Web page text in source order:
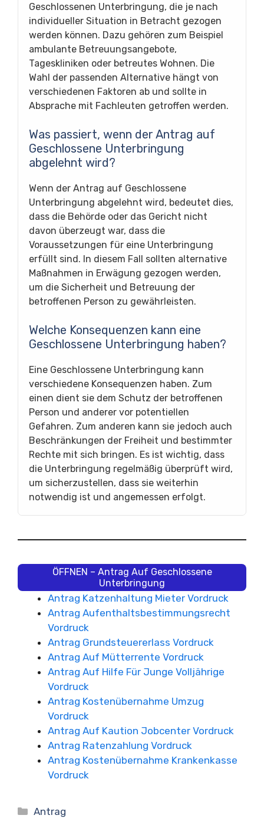
Geschlossenen Unterbringung, die je nach
individueller Situation in Betracht gezogen
werden können. Dazu gehören zum Beispiel
ambulante Betreuungsangebote,
Tageskliniken oder betreutes Wohnen. Die
Wahl der passenden Alternative hängt von
verschiedenen Faktoren ab und sollte in
Absprache mit Fachleuten getroffen werden.
Was passiert, wenn der Antrag auf
Geschlossene Unterbringung
abgelehnt wird?
Wenn der Antrag auf Geschlossene
Unterbringung abgelehnt wird, bedeutet dies,
dass die Behörde oder das Gericht nicht
davon überzeugt war, dass die
Voraussetzungen für eine Unterbringung
erfüllt sind. In diesem Fall sollten alternative
Maßnahmen in Erwägung gezogen werden,
um die Sicherheit und Betreuung der
betroffenen Person zu gewährleisten.
Welche Konsequenzen kann eine
Geschlossene Unterbringung haben?
Eine Geschlossene Unterbringung kann
verschiedene Konsequenzen haben. Zum
einen dient sie dem Schutz der betroffenen
Person und anderer vor potentiellen
Gefahren. Zum anderen kann sie jedoch auch
Beschränkungen der Freiheit und bestimmter
Rechte mit sich bringen. Es ist wichtig, dass
die Unterbringung regelmäßig überprüft wird,
um sicherzustellen, dass sie weiterhin
notwendig ist und angemessen erfolgt.
ÖFFNEN – Antrag Auf Geschlossene
Unterbringung
Antrag Katzenhaltung Mieter Vordruck
Antrag Aufenthaltsbestimmungsrecht
Vordruck
Antrag Grundsteuererlass Vordruck
Antrag Auf Mütterrente Vordruck
Antrag Auf Hilfe Für Junge Volljährige
Vordruck
Antrag Kostenübernahme Umzug
Vordruck
Antrag Auf Kaution Jobcenter Vordruck
Antrag Ratenzahlung Vordruck
Antrag Kostenübernahme Krankenkasse
Vordruck
Kategorien
Antrag